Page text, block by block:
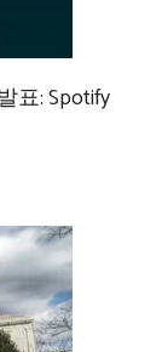
표: Spotify